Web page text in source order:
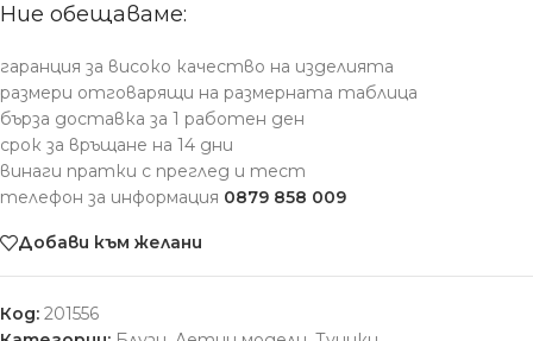
Ние обещаваме:
гаранция за високо качество на изделията
размери отговарящи на размерната таблица
бърза доставка за 1 работен ден
срок за връщане на 14 дни
винаги пратки с преглед и тест
телефон за информация 0879 858 009
Добави към желани
Код: 201556